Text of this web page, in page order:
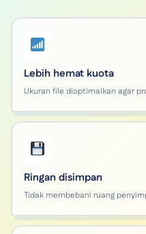
Lebih hemat kuota
Ukuran file dioptimalkan agar
Ringan disimpan
Tidak membebani ruang